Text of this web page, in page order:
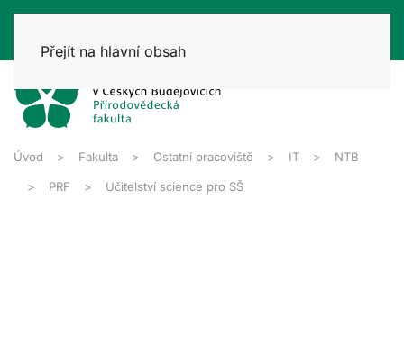
Přejít na hlavní obsah
Úvod Fakulta Ostatní pracoviště IT NTB
PRF Učitelství science pro SŠ